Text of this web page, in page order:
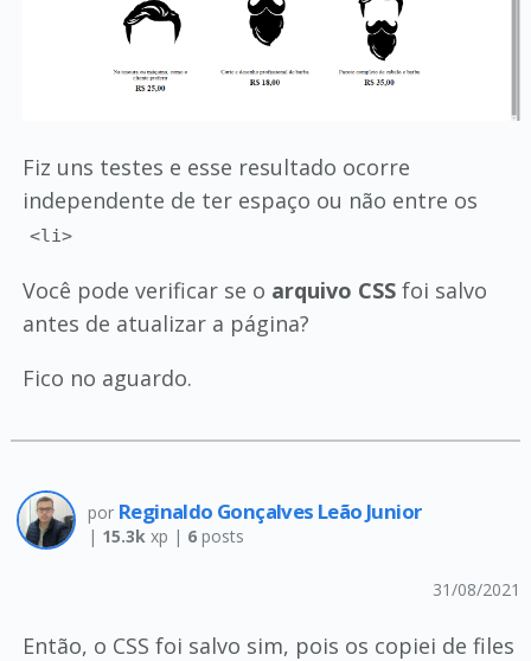
Fiz uns testes e esse resultado ocorre
independente de ter espaço ou não entre os
<li>
Você pode verificar se o arquivo CSSfoi salvo
antes de atualizar a página?
Fico no aguardo.
por Reginaldo Gonçalves Leão Junior
| 15.3k xp | 6posts
31/08/2021
Então, o CSS foi salvo sim, pois os copiei de files